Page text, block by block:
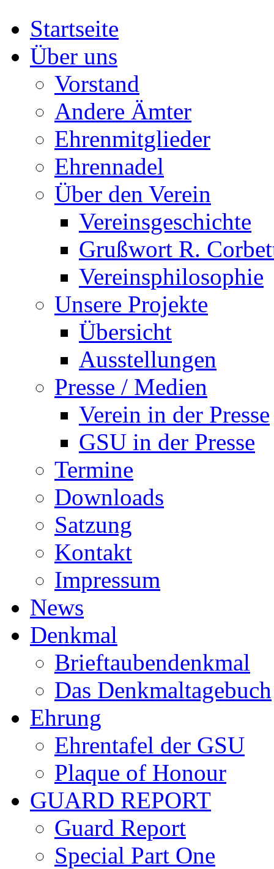
Startseite
Über uns
Vorstand
Andere Ämter
Ehrenmitglieder
Ehrennadel
Über den Verein
Vereinsgeschichte
Grußwort R.
Vereinsphilosophie
Unsere Projekte
Übersicht
Ausstellungen
Presse / Medien
Verein in der Presse
GSU in der Presse
Termine
Downloads
Satzung
Kontakt
Impressum
News
Denkmal
Brieftaubendenkmal
Das Denkmaltagebuch
Ehrung
Ehrentafel der GSU
Plaque of Honour
GUARD REPORT
Guard Report
Special Part One